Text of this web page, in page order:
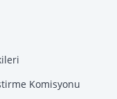
Komisyonu